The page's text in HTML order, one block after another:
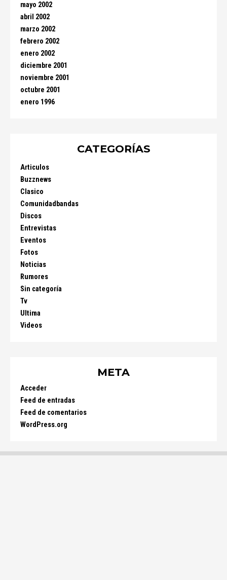
mayo 2002
abril 2002
marzo 2002
febrero 2002
enero 2002
diciembre 2001
noviembre 2001
octubre 2001
enero 1996
CATEGORÍAS
Articulos
Buzznews
Clasico
Comunidadbandas
Discos
Entrevistas
Eventos
Fotos
Noticias
Rumores
Sin categoría
Tv
Ultima
Videos
META
Acceder
Feed de entradas
Feed de comentarios
WordPress.org